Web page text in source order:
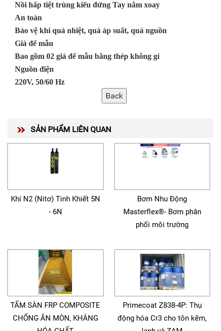
Nồi hấp tiệt trùng kiểu đứng Tay nắm xoay
An toàn
Bảo vệ khi quá nhiệt, quá áp suất, quá nguồn
Giá để mẫu
Bao gồm 02 giá để mẫu bằng thép không gỉ
Nguồn điện
220V, 50/60 Hz
SẢN PHẨM LIÊN QUAN
Khí N2 (Nitơ) Tinh Khiết 5N
- 6N
Bơm Nhu Động
Masterflex®- Bơm phân
phối môi trường
TẤM SÀN FRP COMPOSITE
CHỐNG ĂN MÒN, KHÁNG
Primecoat Z838-4P: Thụ
động hóa Cr3 cho tôn kẽm,